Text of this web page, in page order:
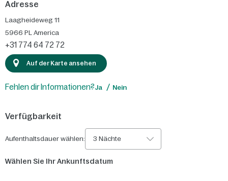
Adresse
Laagheideweg 11
5966 PL America
+31 774 64 72 72
Auf der Karte ansehen
Fehlen dir Informationen?Ja Nein
Verfügbarkeit
Aufenthaltsdauer wählen: 3 Nächte
Wählen Sie Ihr Ankunftsdatum